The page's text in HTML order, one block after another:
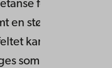
for muntlige
en større forståelse
kan utvikles.
som jeg p.t.